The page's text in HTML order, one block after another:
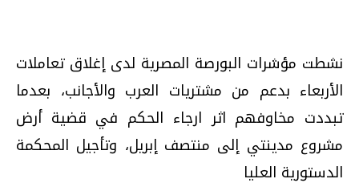
نشطت مؤشرات البورصة المصرية لدى إغلاق تعاملات
الأربعاء بدعم من مشتريات العرب والأجانب، بعدما
تبددت مخاوفهم اثر ارجاء الحكم في قضية أرض
مشروع مدينتي إلى منتصف إبريل، وتأجيل المحكمة
الدستورية العليا